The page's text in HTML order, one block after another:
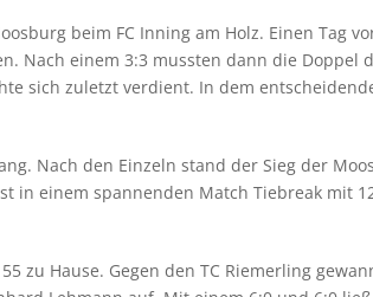
beim FC Inning am Holz. Einen Tag
Nach einem 3:3 mussten dann die
sich zuletzt verdient. In dem
Nach den Einzeln stand der Sieg der
in einem spannenden Match Tiebreak mit
zu Hause. Gegen den TC Riemerling